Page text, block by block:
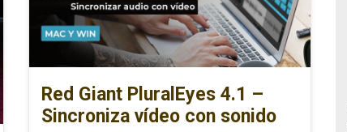
Red Giant PluralEyes 4.1 –
Sincroniza vídeo con sonido